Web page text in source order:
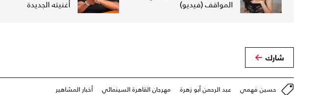
المواقف (فيديو)
أغنيته الجديدة
شارك
حسين فهمي عبد الرحمن أبو زهرة مهرجان القاهرة السينمائي أخبار المشاهير